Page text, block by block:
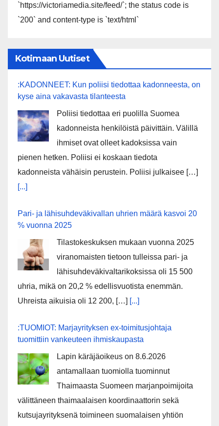
`https://victoriamedia.site/feed/`; the status code is
`200` and content-type is `text/html`
Kotimaan Uutiset
:KADONNEET: Kun poliisi tiedottaa kadonneesta, on
kyse aina vakavasta tilanteesta
Poliisi tiedottaa eri puolilla Suomea
kadonneista henkilöistä päivittäin. Välillä
ihmiset ovat olleet kadoksissa vain
pienen hetken. Poliisi ei koskaan tiedota
kadonneista vähäisin perustein. Poliisi julkaisee […]
[...]
Pari- ja lähisuhdeväkivallan uhrien määrä kasvoi 20
% vuonna 2025
Tilastokeskuksen mukaan vuonna 2025
viranomaisten tietoon tulleissa pari- ja
lähisuhdeväkivaltarikoksissa oli 15 500
uhria, mikä on 20,2 % edellisvuotista enemmän.
Uhreista aikuisia oli 12 200, […]
[...]
:TUOMIOT: Marjayrityksen ex-toimitusjohtaja
tuomittiin vankeuteen ihmiskaupasta
Lapin käräjäoikeus on 8.6.2026
antamallaan tuomiolla tuominnut
Thaimaasta Suomeen marjanpoimijoita
välittäneen thaimaalaisen koordinaattorin sekä
kutsujayrityksenä toimineen suomalaisen yhtiön